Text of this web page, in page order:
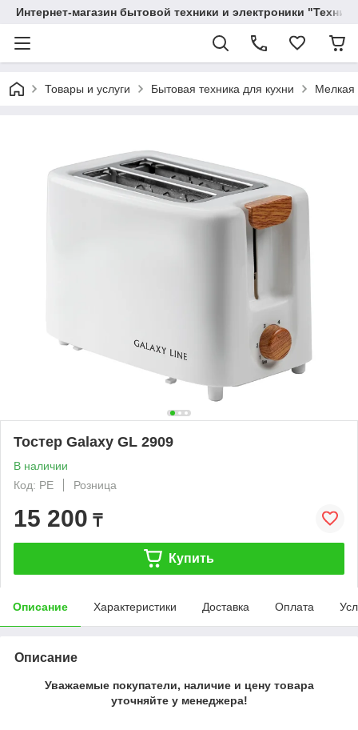
Интернет-магазин бытовой техники и электроники
Товары и услуги Бытовая техника для кухни Мелкая
Тостер Galaxy GL 2909
В наличии
Код: PE
Розница
15 200 ₸
Купить
Описание Характеристики Доставка Оплата
Описание
Уважаемые покупатели, наличие и цену товара
уточняйте у менеджера!